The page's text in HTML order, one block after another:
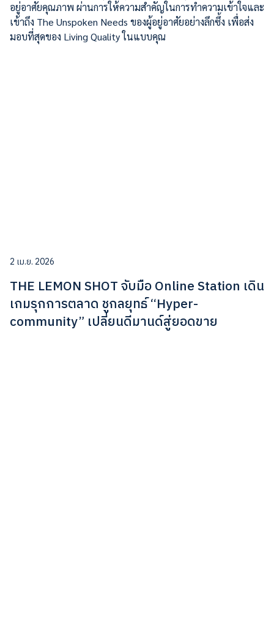
อยู่อาศัยคุณภาพ ผ่านการให้ความสำคัญในการทำความเข้าใจและ
เข้าถึง The Unspoken Needs ของผู้อยู่อาศัยอย่างลึกซึ้ง เพื่อส่ง
มอบที่สุดของ Living Quality ในแบบคุณ
2 เม.ย. 2026
THE LEMON SHOT จับมือ Online Station เดิน
เกมรุกการตลาด ชูกลยุทธ์ “Hyper-
community” เปลี่ยนดีมานด์สู่ยอดขาย